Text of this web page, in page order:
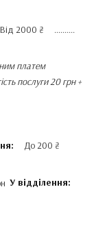
2000 ₴ ..........
платем
послуги 20 грн +
До 200 ₴
У відділення: